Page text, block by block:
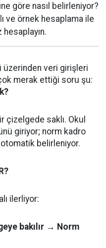
göre nasıl belirleniyor?
ve örnek hesaplama ile
hesaplayın.
üzerinden veri girişleri
merak ettiği soru şu:
çizelgede saklı. Okul
giriyor; norm kadro
belirleniyor.
ilerliyor:
bakılır → Norm